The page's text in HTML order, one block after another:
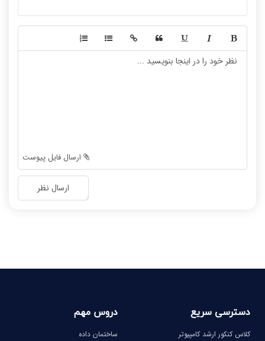
-
-
-
-
-
-
ارسال نظر
دسترسی سریع
کلاس کنکور ارشد کامپیوتر
دروس مهم
ساختمان داده